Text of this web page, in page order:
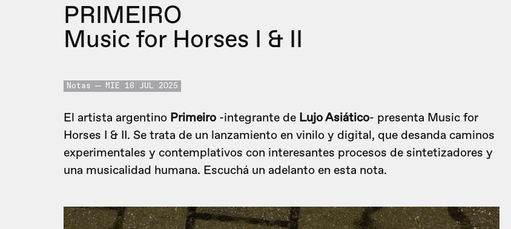
PRIMEIRO
Music for Horses I & II
Notas MIE 16 JUL 2025
El artista argentino Primeiro -integrante de Lujo Asiático- presenta Music for
Horses I & II. Se trata de un lanzamiento en vinilo y digital, que desanda caminos
experimentales y contemplativos con interesantes procesos de sintetizadores y
una musicalidad humana. Escuchá un adelanto en esta nota.